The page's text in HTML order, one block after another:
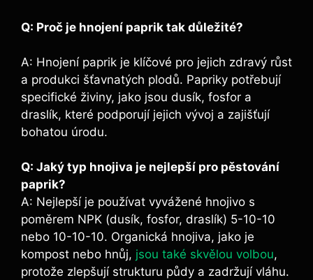
Q: Proč je hnojení​ paprik tak důležité?
A: Hnojení paprik je ‍klíčové​ pro jejich zdravý ⁣růst
‍a produkci šťavnatých plodů. ⁢Papriky potřebují
‍specifické živiny,⁤ jako jsou dusík,⁢ fosfor a
draslík, které podporují jejich vývoj a zajišťují
bohatou⁤ úrodu.
Q: Jaký typ hnojiva⁢ je nejlepší pro pěstování
paprik?
A: Nejlepší je používat vyvážené⁣ hnojivo s
poměrem NPK (dusík, fosfor, draslík) 5-10-10‍
nebo 10-10-10. Organická hnojiva, ⁢jako je
kompost nebo hnůj, jsou také skvělou volbou,
protože ⁣zlepšují strukturu půdy⁣ a zadržují vláhu.